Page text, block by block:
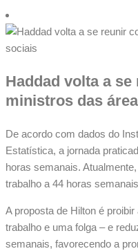
Haddad volta a
ministros das
De acordo com dados do
Estatística, a jornada
horas semanais.
trabalho a 44 horas
A proposta de Hilton é
trabalho e uma folga – e
semanais, favorecendo a